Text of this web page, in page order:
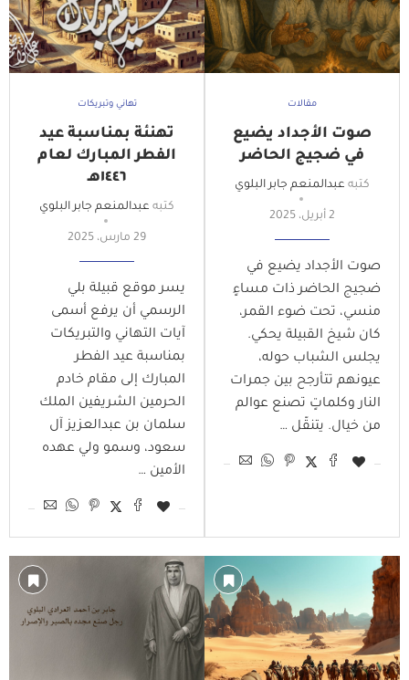
مقالات
صوت الأجداد يضيع
في ضجيج الحاضر
كتبه عبدالمنعم جابر البلوي
2 أبريل، 2025
صوت الأجداد يضيع في
ضجيج الحاضر ذات مساءٍ
منسي، تحت ضوء القمر،
كان شيخ القبيلة يحكي.
يجلس الشباب حوله،
عيونهم تتأرجح بين جمرات
النار وكلماتٍ تصنع عوالم
من خيال. يتنقّل …
تهاني وتبريكات
تهنئة بمناسبة عيد
الفطر المبارك لعام
١٤٤٦هـ
كتبه عبدالمنعم جابر البلوي
29 مارس، 2025
يسر موقع قبيلة بلي
الرسمي أن يرفع أسمى
آيات التهاني والتبريكات
بمناسبة عيد الفطر
المبارك إلى مقام خادم
الحرمين الشريفين الملك
سلمان بن عبدالعزيز آل
سعود، وسمو ولي عهده
الأمين …